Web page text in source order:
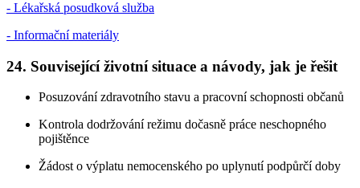
- Lékařská posudková služba
- Informační materiály
24. Související životní situace a návody, jak je řešit
Posuzování zdravotního stavu a pracovní schopnosti občanů
Kontrola dodržování režimu dočasně práce neschopného
pojištěnce
Žádost o výplatu nemocenského po uplynutí podpůrčí doby